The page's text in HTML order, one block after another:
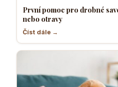
První pomoc pro drobné
nebo otravy
Číst dále →